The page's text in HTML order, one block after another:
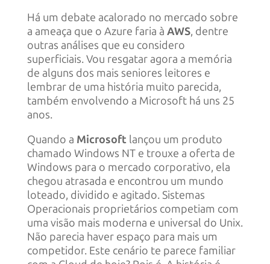
Há um debate acalorado no mercado sobre
a ameaça que o Azure faria à AWS, dentre
outras análises que eu considero
superficiais. Vou resgatar agora a memória
de alguns dos mais seniores leitores e
lembrar de uma história muito parecida,
também envolvendo a Microsoft há uns 25
anos.
Quando a Microsoftlançou um produto
chamado Windows NT e trouxe a oferta de
Windows para o mercado corporativo, ela
chegou atrasada e encontrou um mundo
loteado, dividido e agitado. Sistemas
Operacionais proprietários competiam com
uma visão mais moderna e universal do Unix.
Não parecia haver espaço para mais um
competidor. Este cenário te parece familiar